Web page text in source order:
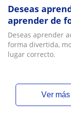
Deseas
aprender de
canciones
Deseas aprender
forma divertida,
lugar correcto.
ver más